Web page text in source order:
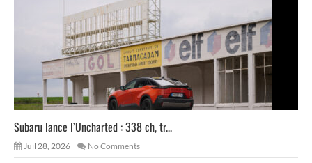
Subaru lance l’Uncharted : 338 ch, tr...
Juil 28, 2026 No Comments